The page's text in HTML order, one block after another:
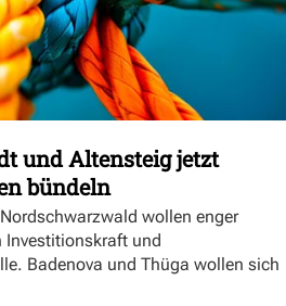
und Altensteig jetzt
bündeln
wollen enger
Investitionskraft und
Badenova und Thüga wollen sich